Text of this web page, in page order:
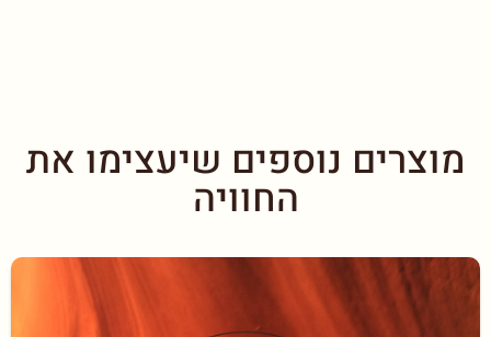
מוצרים נוספים שיעצימו את
החוויה